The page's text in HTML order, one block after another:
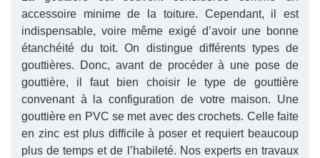
accessoire minime de la toiture. Cependant, il est
indispensable, voire même exigé d’avoir une bonne
étanchéité du toit. On distingue différents types de
gouttières. Donc, avant de procéder à une pose de
gouttière, il faut bien choisir le type de gouttière
convenant à la configuration de votre maison. Une
gouttière en PVC se met avec des crochets. Celle faite
en zinc est plus difficile à poser et requiert beaucoup
plus de temps et de l’habileté. Nos experts en travaux